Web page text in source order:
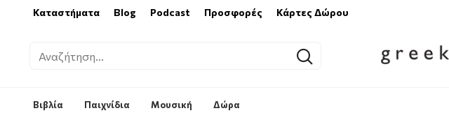
Καταστήματα Blog Podcast Προσφορές Κάρτες Δώρου
Βιβλία Παιχνίδια Μουσική Δώρα